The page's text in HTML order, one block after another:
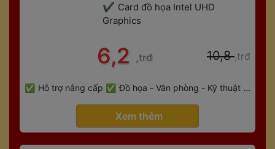
Card đồ họa Intel UHD
Graphic
6,2 ,trđ 10,8 ,trđ
Hỗ trợ nâng cấp
Đồ họa - Văn phòng - Kỹ thuật -
Xem thêm